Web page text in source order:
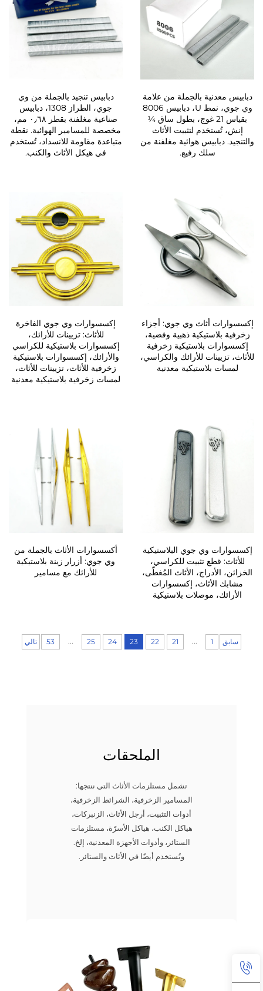
دبابيس معدنية بالجملة من علامة
وي جوي، نمط U، دبابيس 8006
بقياس 21 غوج، بطول ساق ¼
إنش، تُستخدم لتثبيت الأثاث
والتنجيد. دبابيس هوائية مغلفنة من
سلك رفيع.
دبابيس تنجيد بالجملة من وي
جوي، الطراز 1308، دبابيس
صناعية مغلفنة بقطر ٠٫٦٨ مم،
مخصصة للمسامير الهوائية. نقطة
متباعدة مقاومة للانسداد، تُستخدم
في هيكل الأثاث والكنب.
إكسسوارات أثاث وي جوي: أجزاء
زخرفية بلاستيكية ذهبية وفضية،
إكسسوارات بلاستيكية زخرفية
للأثاث، تزيينات للأرائك والكراسي،
لمسات بلاستيكية معدنية
إكسسوارات وي جوي الفاخرة
للأثاث: تزيينات للأرائك،
إكسسوارات بلاستيكية للكراسي
والأرائك، إكسسوارات بلاستيكية
زخرفية للأثاث، تزيينات للأثاث،
لمسات زخرفية بلاستيكية معدنية
إكسسوارات وي جوي البلاستيكية
للأثاث: قطع تثبيت للكراسي،
الخزائن، الأدراج، الأثاث المُغطّى،
مشابك الأثاث، إكسسوارات
الأرائك، موصلات بلاستيكية
أكسسوارات الأثاث بالجملة من
وي جوي: أزرار زينة بلاستيكية
للأرائك مع مسامير
سابق 1
...
21
22
23
24
25
...
53 تالي
الملحقات
تشمل مستلزمات الأثاث التي ننتجها:
المسامير الزخرفية، الشرائط الزخرفية،
أدوات التثبيت، أرجل الأثاث، الزنبركات،
هياكل الكنب، هياكل الأسرّة، مستلزمات
الستائر، وأدوات الأجهزة المعدنية، إلخ.
وتُستخدم أيضًا في الأثاث والستائر.